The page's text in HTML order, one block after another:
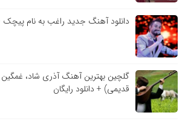
دانلود آهنگ جدید راغب به نام پیچک
گلچین بهترین آهنگ آذری شاد،
قدیمی) + دانلود رایگان